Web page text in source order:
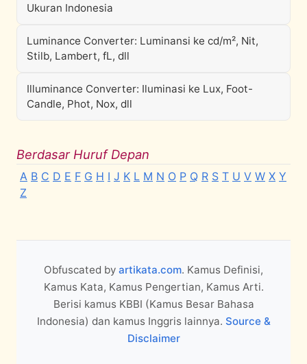
Ukuran Indonesia
Luminance Converter: Luminansi ke cd/m², Nit,
Stilb, Lambert, fL, dll
Illuminance Converter: Iluminasi ke Lux, Foot-
Candle, Phot, Nox, dll
Berdasar Huruf Depan
A B C D E F G H I J K L M N O P Q R S T U V W X Y
Z
Obfuscated by artikata.com. Kamus Definisi,
Kamus Kata, Kamus Pengertian, Kamus Arti.
Berisi kamus KBBI (Kamus Besar Bahasa
Indonesia) dan kamus Inggris lainnya. Source &
Disclaimer